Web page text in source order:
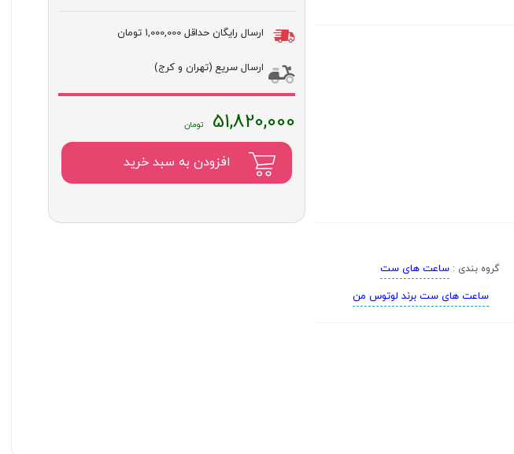
گروه بندی :ساعت های ست
ساعت های ست برند لوتوس من
ارسال رایگان حداقل 1,000,000 تومان
ارسال سریع (تهران و کرج)
51,820,000
افزودن به سبد خرید